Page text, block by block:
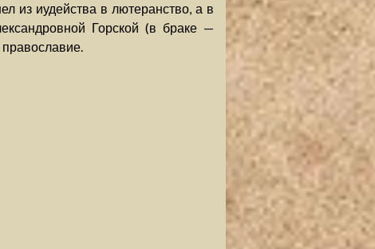
из иудейства в лютеранство, а в
Горской (в браке —